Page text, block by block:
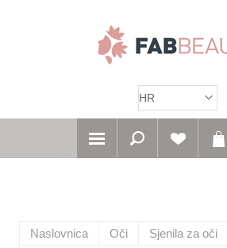
Naslovnica Oči Sjenila za oči